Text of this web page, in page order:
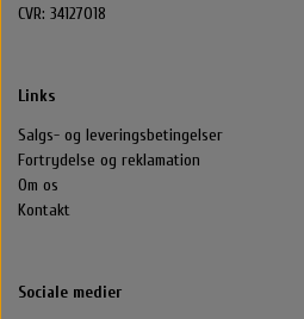
CVR: 34127018
Links
Salgs- og leveringsbetingelser
Fortrydelse og reklamation
Om os
Kontakt
Sociale medier